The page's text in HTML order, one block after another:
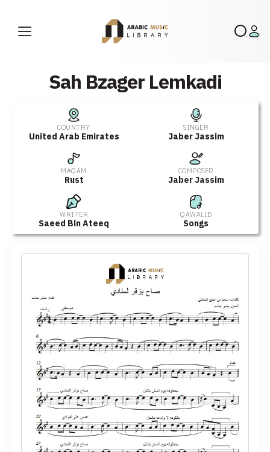
Sah Bzager Lemkadi
COUNTRY
United Arab Emirates
SINGER
Jaber Jassim
MAQAM
Rust
COMPOSER
Jaber Jassim
WRITER
Saeed Bin Ateeq
QAWALIB
Songs